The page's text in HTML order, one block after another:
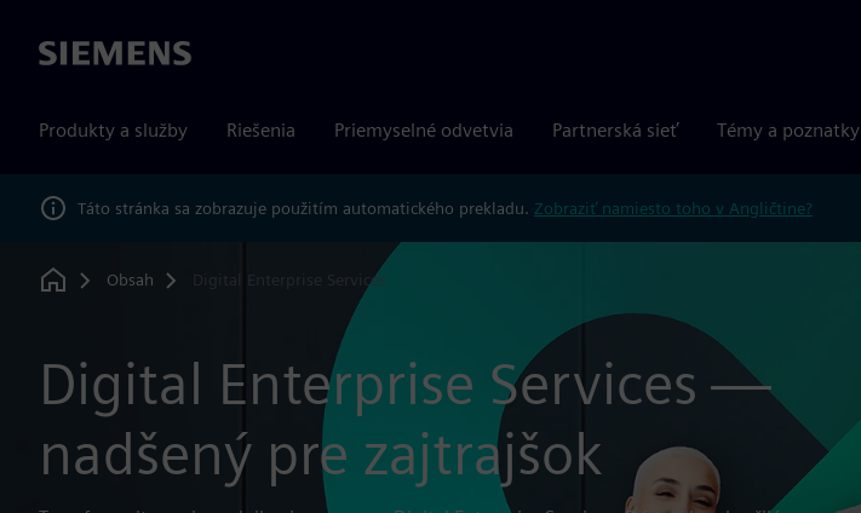
Siemens
Produkty a služby Riešenia Priemyselné odvetvia Partnerská sieť Témy a poznatky
Táto stránka sa zobrazuje použitím automatického prekladu. Zobraziť namiesto toho v Angličtine?
Home
Obsah Digital Enterprise Services
Digital Enterprise Services —
nadšený pre zajtrajšok